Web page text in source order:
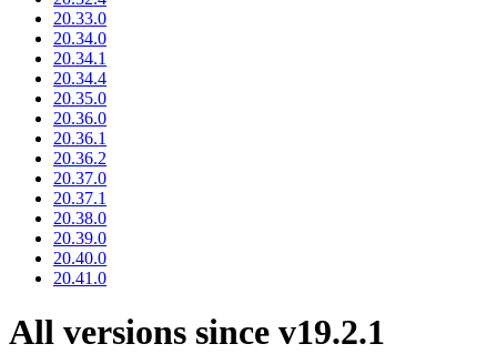
20.33.0
20.34.0
20.34.1
20.34.4
20.35.0
20.36.0
20.36.1
20.36.2
20.37.0
20.37.1
20.38.0
20.39.0
20.40.0
20.41.0
All versions since v19.2.1